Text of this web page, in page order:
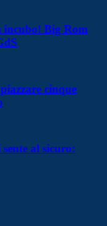
Big Rom
cinque
al sicuro: